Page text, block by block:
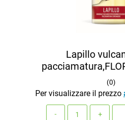
Lapillo
(0)
Per visualizzare il prezzo